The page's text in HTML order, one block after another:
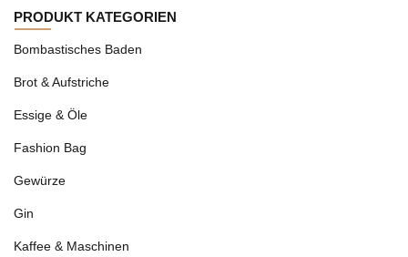
PRODUKT KATEGORIEN
Bombastisches Baden
Brot & Aufstriche
Essige & Öle
Fashion Bag
Gewürze
Gin
Kaffee & Maschinen